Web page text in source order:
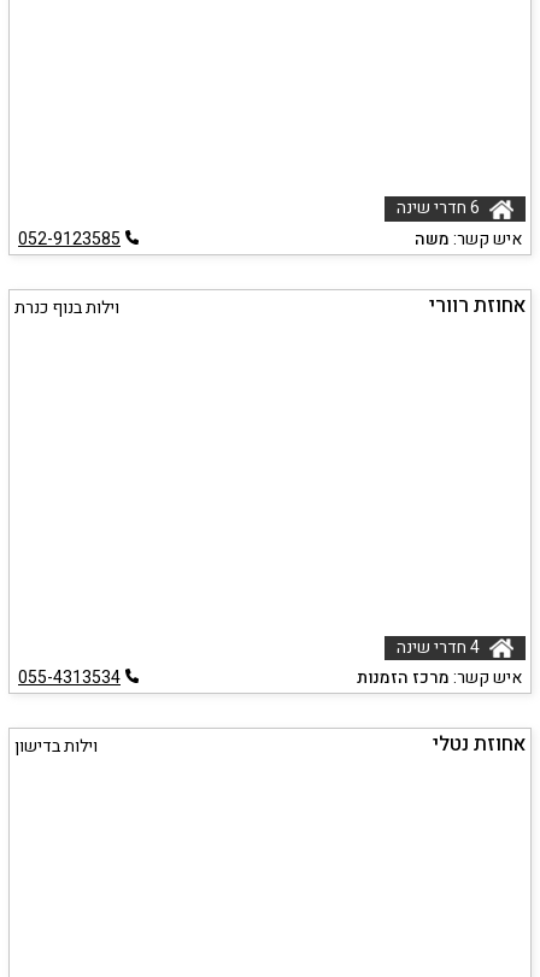
איש קשר:משה 052-9123585
אחוזת רוורי וילות בנוף כנרת
איש קשר:מרכז הזמנות 055-4313534
אחוזת נטלי וילות בדישון